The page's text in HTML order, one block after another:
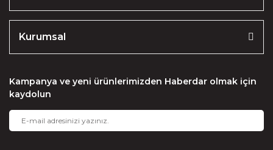
Kurumsal
Kampanya ve yeni ürünlerimizden Haberdar olmak için
kaydolun